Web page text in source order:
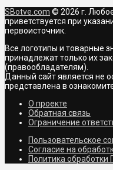
SBotve.com © 2026 г.
приветствуется при
первоисточник.
Все логотипы и товарные
принадлежат только их
(правообладателям).
Данный сайт является не
представлена в
О проекте
Обратная связь
Ограничение
Пользовательское
Согласие на
Политика обработки